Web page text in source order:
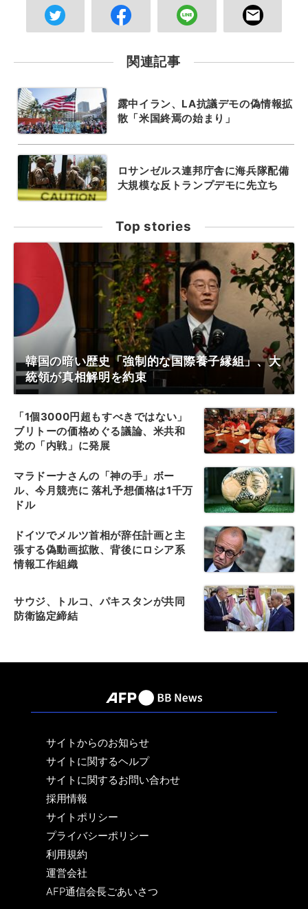
関連記事
露中イラン、LA抗議デモの偽情報拡
散「米国終焉の始まり」
ロサンゼルス連邦庁舎に海兵隊配備
大規模な反トランプデモに先立ち
Top stories
韓国の暗い歴史「強制的な国際養子縁組」、大
統領が真相解明を約束
「1個3000円超もすべきではない」
ブリトーの価格めぐる議論、米共和
党の「内戦」に発展
マラドーナさんの「神の手」ボー
ル、今月競売に 落札予想価格は1千万
ドル
ドイツでメルツ首相が辞任計画と主
張する偽動画拡散、背後にロシア系
情報工作組織
サウジ、トルコ、パキスタンが共同
防衛協定締結
サイトからのお知らせ
サイトに関するヘルプ
サイトに関するお問い合わせ
採用情報
サイトポリシー
プライバシーポリシー
利用規約
運営会社
AFP通信会長ごあいさつ